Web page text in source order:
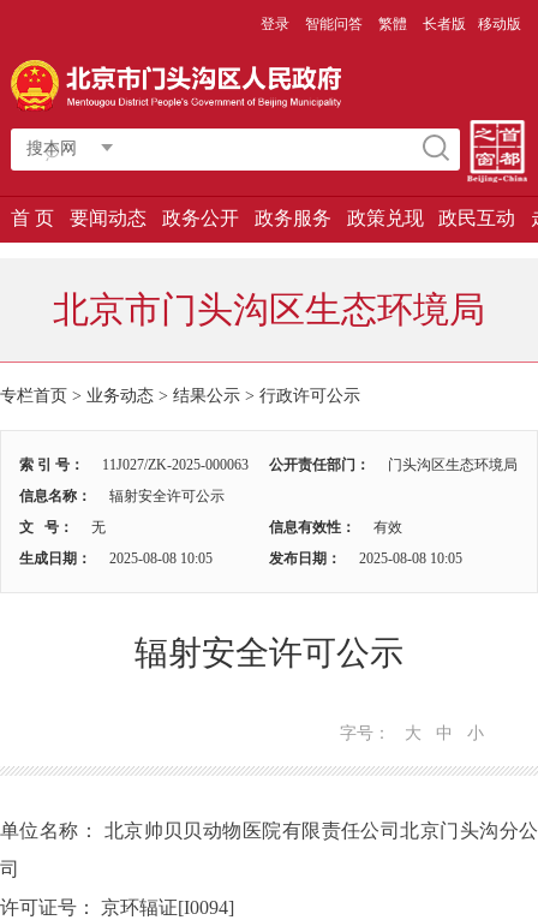
登录 智能问答 繁體 长者版 移动版
搜本网
首 页 要闻动态 政务公开 政务服务 政策兑现 政民互动
北京市门头沟区生态环境局
专栏首页 > 业务动态 > 结果公示 > 行政许可公示
索 引 号： 11J027/ZK-2025-000063 公开责任部门：
门头沟区生态环境局
信息名称：
辐射安全许可公示
文 号：
无 信息有效性：
有效
生成日期：
2025-08-08 10:05 发布日期： 2025-08-08 10:05
辐射安全许可公示
字号： 大 中 小
单位名称： 北京帅贝贝动物医院有限责任公司北京门头沟分公
司
许可证号： 京环辐证[I0094]